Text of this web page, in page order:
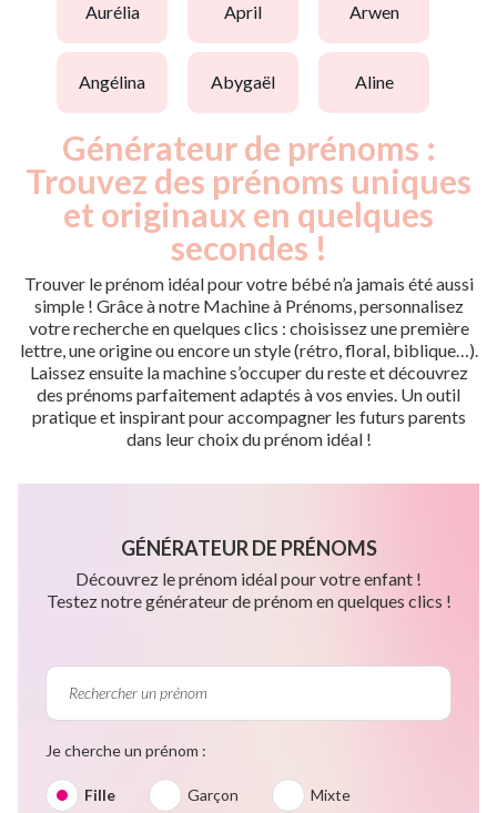
aurélia april arwen
angélina abygaël aline
Générateur de prénoms :
Trouvez des prénoms uniques
et originaux en quelques
secondes !
Trouver le prénom idéal pour votre bébé n’a jamais été aussi
simple ! Grâce à notre Machine à Prénoms, personnalisez
votre recherche en quelques clics : choisissez une première
lettre, une origine ou encore un style (rétro, floral, biblique…).
Laissez ensuite la machine s’occuper du reste et découvrez
des prénoms parfaitement adaptés à vos envies. Un outil
pratique et inspirant pour accompagner les futurs parents
dans leur choix du prénom idéal !
GÉNÉRATEUR DE PRÉNOMS
Découvrez le prénom idéal pour votre enfant !
Testez notre générateur de prénom en quelques clics !
Je cherche un prénom :
Fille Garçon Mixte